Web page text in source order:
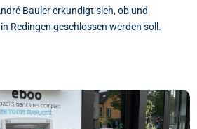
Bauler erkundigt sich, ob und
Redingen geschlossen werden soll.